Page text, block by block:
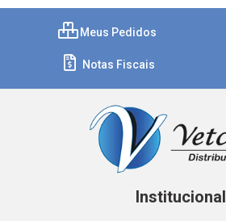
Meus Pedidos
Notas Fiscais
Institucional